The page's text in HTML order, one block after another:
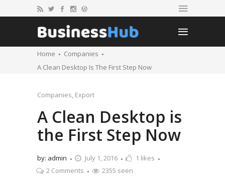
Home
Companies
A Clean Desktop Is The First Step Now
Companies, Export
A Clean Desktop is
the First Step Now
by: admin July 1, 2016 1 likes
2 Comments
2355 seen